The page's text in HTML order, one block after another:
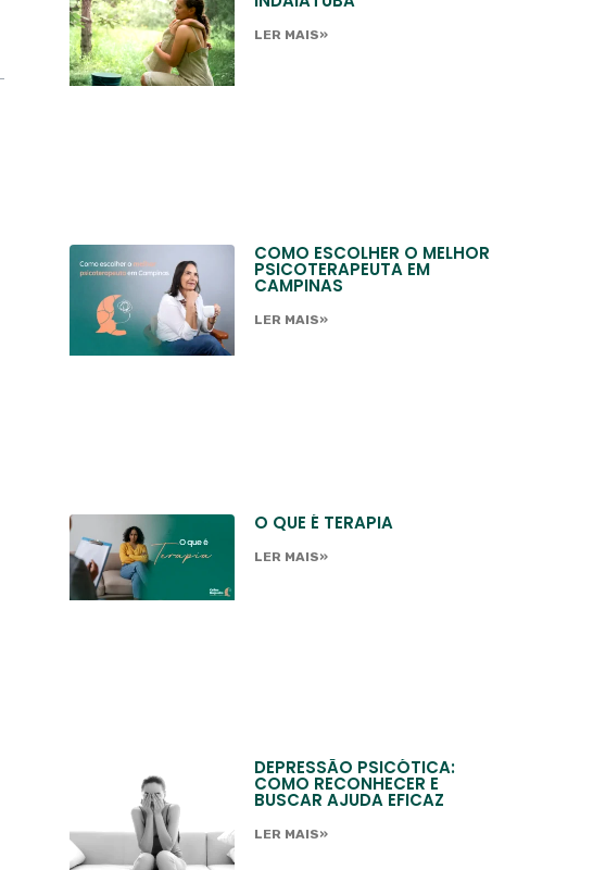
LER MAIS»
COMO ESCOLHER O MELHOR
PSICOTERAPEUTA EM
CAMPINAS
LER MAIS»
O QUE É TERAPIA
LER MAIS»
DEPRESSÃO PSICÓTICA:
COMO RECONHECER E
BUSCAR AJUDA EFICAZ
LER MAIS»